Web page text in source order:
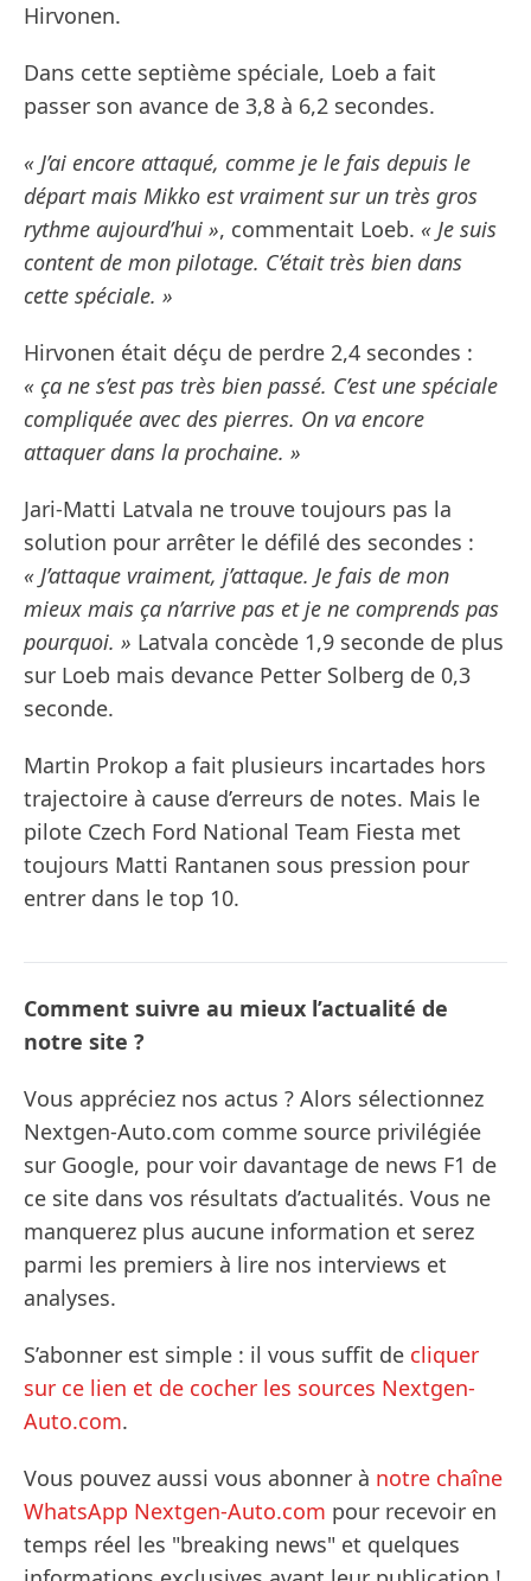
Hirvonen.
Dans cette septième spéciale, Loeb a fait
passer son avance de 3,8 à 6,2 secondes.
« J’ai encore attaqué, comme je le fais depuis le
départ mais Mikko est vraiment sur un très gros
rythme aujourd’hui », commentait Loeb. « Je suis
content de mon pilotage. C’était très bien dans
cette spéciale. »
Hirvonen était déçu de perdre 2,4 secondes :
« ça ne s’est pas très bien passé. C’est une spéciale
compliquée avec des pierres. On va encore
attaquer dans la prochaine. »
Jari-Matti Latvala ne trouve toujours pas la
solution pour arrêter le défilé des secondes :
« J’attaque vraiment, j’attaque. Je fais de mon
mieux mais ça n’arrive pas et je ne comprends pas
pourquoi. » Latvala concède 1,9 seconde de plus
sur Loeb mais devance Petter Solberg de 0,3
seconde.
Martin Prokop a fait plusieurs incartades hors
trajectoire à cause d’erreurs de notes. Mais le
pilote Czech Ford National Team Fiesta met
toujours Matti Rantanen sous pression pour
entrer dans le top 10.
Comment suivre au mieux l’actualité de
notre site ?
Vous appréciez nos actus ? Alors sélectionnez
Nextgen-Auto.com comme source privilégiée
sur Google, pour voir davantage de news F1 de
ce site dans vos résultats d’actualités. Vous ne
manquerez plus aucune information et serez
parmi les premiers à lire nos interviews et
analyses.
S’abonner est simple : il vous suffit de cliquer
sur ce lien et de cocher les sources Nextgen-
Auto.com.
Vous pouvez aussi vous abonner à notre chaîne
WhatsApp Nextgen-Auto.com pour recevoir en
temps réel les "breaking news" et quelques